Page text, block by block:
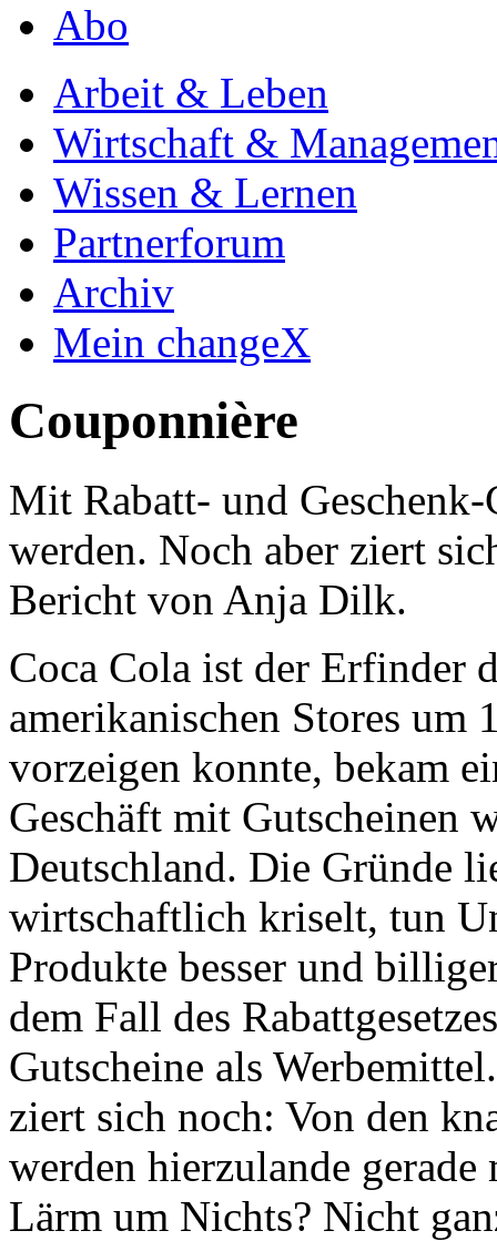
Abo
Arbeit & Leben
Wirtschaft &
Wissen & Lernen
Partnerforum
Archiv
Mein changeX
Couponnière
Mit Rabatt- und
werden. Noch aber ziert
Bericht von Anja Dilk.
Coca Cola ist der Erfinder
amerikanischen Stores um
vorzeigen konnte, bekam
Geschäft mit Gutscheinen
Deutschland. Die Gründe
wirtschaftlich kriselt, tun
Produkte besser und
dem Fall des
Gutscheine als
ziert sich noch: Von den
werden hierzulande
Lärm um Nichts? Nicht